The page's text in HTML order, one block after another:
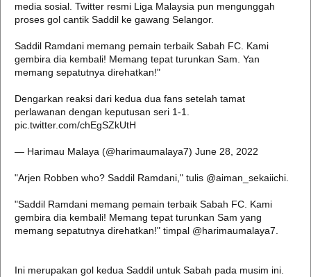
media sosial. Twitter resmi Liga Malaysia pun mengunggah
proses gol cantik Saddil ke gawang Selangor.
Saddil Ramdani memang pemain terbaik Sabah FC. Kami
gembira dia kembali! Memang tepat turunkan Sam. Yan
memang sepatutnya direhatkan!"
Dengarkan reaksi dari kedua dua fans setelah tamat
perlawanan dengan keputusan seri 1-1.
pic.twitter.com/chEgSZkUtH
— Harimau Malaya (@harimaumalaya7) June 28, 2022
"Arjen Robben who? Saddil Ramdani," tulis @aiman_sekaiichi.
"Saddil Ramdani memang pemain terbaik Sabah FC. Kami
gembira dia kembali! Memang tepat turunkan Sam yang
memang sepatutnya direhatkan!" timpal @harimaumalaya7.
Ini merupakan gol kedua Saddil untuk Sabah pada musim ini.